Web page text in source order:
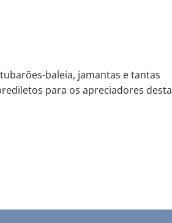
baleia, jamantas e tantas
para os apreciadores desta